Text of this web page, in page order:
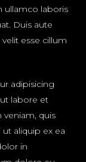
ullamco laboris
Duis aute
esse cillum
adipisicing
labore et
quis
aliquip ex ea
in